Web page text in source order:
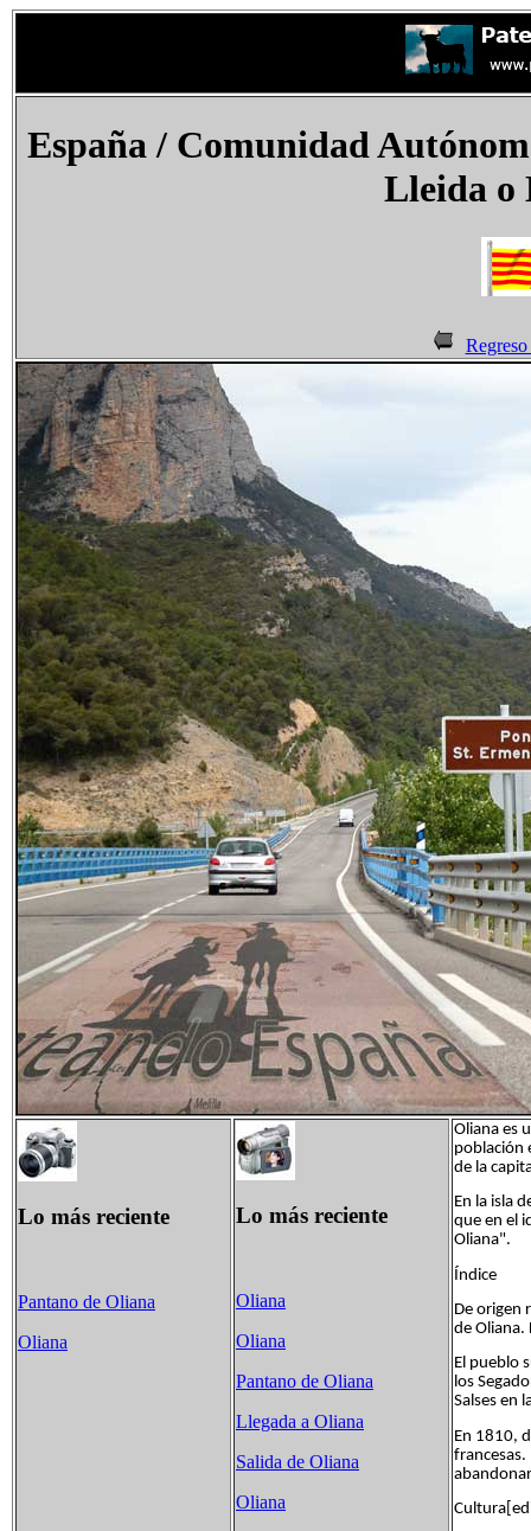
España/ Comunidad
Lleida o
Lo más reciente
Pantano de Oliana
Oliana
Lo más reciente
Oliana
Oliana
Pantano de Oliana
Llegada a Oliana
Salida de Oliana
Oliana
Oliana es
población
de la
En la isla
que en el
Oliana".
Índice
De origen
de Oliana.
El pueblo
los
Salses en
En 1810,
francesas.